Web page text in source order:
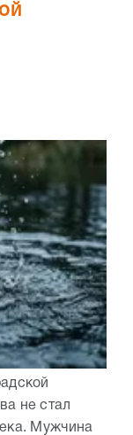
не стал
Мужчина